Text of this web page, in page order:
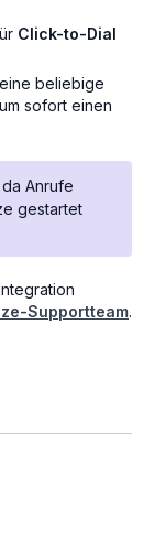
Click-to-Dial
beliebige
sofort einen
Anrufe
gestartet
Supportteam.